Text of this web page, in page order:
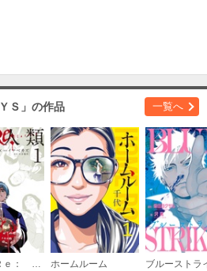
Ｓ」の作品 一覧へ
食糧人類Ｒｅ： －Ｓｔａｒｖｉｎｇ Ｒｅ：ｖｅｌａｔｉｏｎ－ ホームルーム ブルーストラ